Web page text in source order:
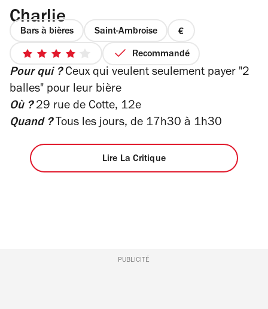
Charlie
Bars à bières Saint-Ambroise
prix
1
4
sur
5
étoiles
Recommandé
Pour qui ?Ceux qui veulent seulement payer "2
balles" pour leur bière
Où ?29 rue de Cotte, 12e
Quand ? Tous les jours, de 17h30 à 1h30
Lire La Critique
PUBLICITÉ